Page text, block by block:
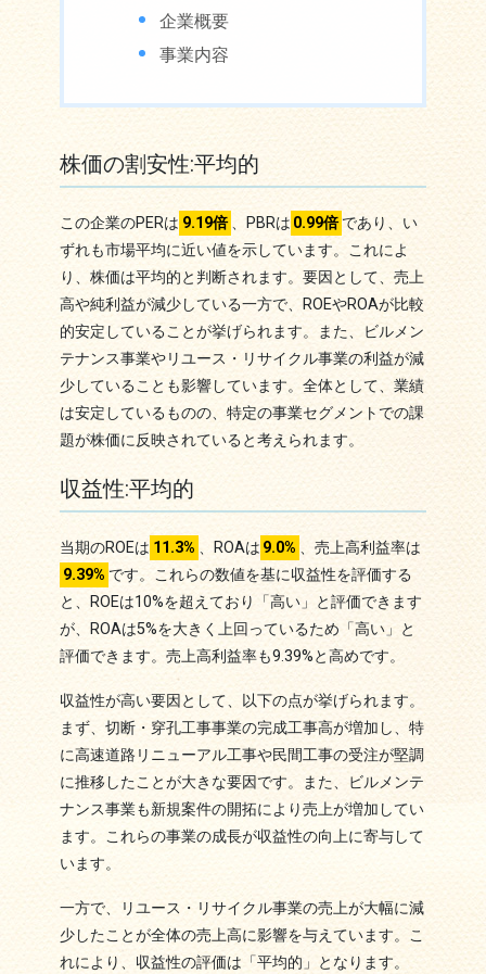
企業概要
事業内容
株価の割安性:平均的
この企業のPERは 9.19倍 、PBRは 0.99倍であり、い
ずれも市場平均に近い値を示しています。これによ
り、株価は平均的と判断されます。要因として、売上
高や純利益が減少している一方で、ROEやROAが比較
的安定していることが挙げられます。また、ビルメン
テナンス事業やリユース・リサイクル事業の利益が減
少していることも影響しています。全体として、業績
は安定しているものの、特定の事業セグメントでの課
題が株価に反映されていると考えられます。
収益性:平均的
当期のROEは 11.3% 、ROAは 9.0% 、売上高利益率は
9.39% です。これらの数値を基に収益性を評価する
と、ROEは10%を超えており「高い」と評価できます
が、ROAは5%を大きく上回っているため「高い」と
評価できます。売上高利益率も9.39%と高めです。
収益性が高い要因として、以下の点が挙げられます。
まず、切断・穿孔工事事業の完成工事高が増加し、特
に高速道路リニューアル工事や民間工事の受注が堅調
に推移したことが大きな要因です。また、ビルメンテ
ナンス事業も新規案件の開拓により売上が増加してい
ます。これらの事業の成長が収益性の向上に寄与して
います。
一方で、リユース・リサイクル事業の売上が大幅に減
少したことが全体の売上高に影響を与えています。こ
れにより、収益性の評価は「平均的」となります。